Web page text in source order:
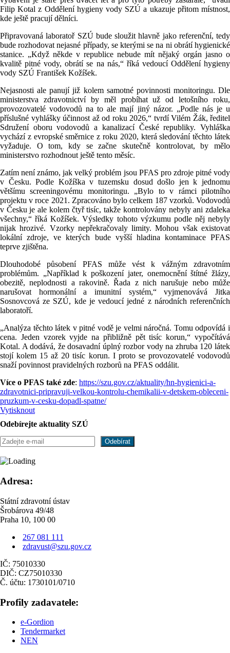
Filip Kotal z Oddělení hygieny vody SZÚ a ukazuje přitom místnost,
kde ještě pracují dělníci.
Připravovaná laboratoř SZÚ bude sloužit hlavně jako referenční, tedy
bude rozhodovat nejasné případy, se kterými se na ni obrátí hygienické
stanice. „Když někde v republice nebude mít nějaký orgán jasno o
kvalitě pitné vody, obrátí se na nás,“ říká vedoucí Oddělení hygieny
vody SZÚ František Kožíšek.
Nejasnosti ale panují již kolem samotné povinnosti monitoringu. Dle
ministerstva zdravotnictví by měl probíhat už od letošního roku,
provozovatelé vodovodů na to ale mají jiný názor. „Podle nás je u
příslušné vyhlášky účinnost až od roku 2026,“ tvrdí Vilém Žák, ředitel
Sdružení oboru vodovodů a kanalizací České republiky. Vyhláška
vychází z evropské směrnice z roku 2020, která sledování těchto látek
vyžaduje. O tom, kdy se začne skutečně kontrolovat, by mělo
ministerstvo rozhodnout ještě tento měsíc.
Zatím není známo, jak velký problém jsou PFAS pro zdroje pitné vody
v Česku. Podle Kožíška v tuzemsku dosud došlo jen k jednomu
většímu screeningovému monitoringu. „Bylo to v rámci pilotního
projektu v roce 2021. Zpracováno bylo celkem 187 vzorků. Vodovodů
v Česku je ale kolem čtyř tisíc, takže kontrolovány nebyly ani zdaleka
všechny,“ říká Kožíšek. Výsledky tohoto výzkumu podle něj nebyly
nijak hrozivé. Vzorky nepřekračovaly limity. Mohou však existovat
lokální zdroje, ve kterých bude vyšší hladina kontaminace PFAS
teprve zjištěna.
Dlouhodobé působení PFAS může vést k vážným zdravotním
problémům. „Například k poškození jater, onemocnění štítné žlázy,
obezitě, neplodnosti a rakovině. Řada z nich narušuje nebo může
narušovat hormonální a imunitní systém,“ vyjmenovává Jitka
Sosnovcová ze SZÚ, kde je vedoucí jedné z národních referenčních
laboratoří.
„Analýza těchto látek v pitné vodě je velmi náročná. Tomu odpovídá i
cena. Jeden vzorek vyjde na přibližně pět tisíc korun,“ vypočítává
Kotal. A dodává, že dosavadní úplný rozbor vody na zhruba 120 látek
stojí kolem 15 až 20 tisíc korun. I proto se provozovatelé vodovodů
snaží povinnost pravidelných rozborů na PFAS oddálit.
Více o PFAS také zde: https://szu.gov.cz/aktuality/hn-hygienici-a-
zdravotnici-pripravuji-velkou-kontrolu-chemikalii-v-detskem-obleceni-
pruzkum-v-cesku-dopadl-spatne/
Vytisknout
Odebírejte aktuality SZÚ
Adresa:
Státní zdravotní ústav
Šrobárova 49/48
Praha 10, 100 00
267 081 111
zdravust@szu.gov.cz
IČ: 75010330
DIČ: CZ75010330
Č. účtu: 1730101/0710
Profily zadavatele:
e-Gordion
Tendermarket
NEN